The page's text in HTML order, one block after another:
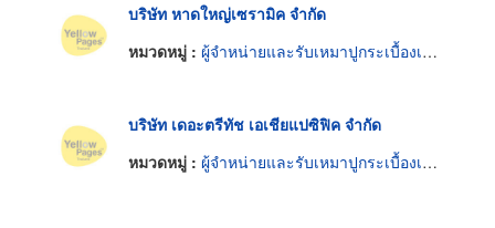
บริษัท หาดใหญ่เซรามิค จำกัด
หมวดหมู่ : ผู้จำหน่ายและรับเหมาปูกระเบื้องเซรามิก
บริษัท เดอะตรีทัช เอเชียแปซิฟิค จำกัด
หมวดหมู่ : ผู้จำหน่ายและรับเหมาปูกระเบื้องเซรามิก